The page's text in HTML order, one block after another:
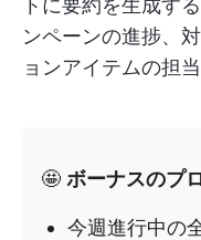
トに要約を生成す
ンペーンの進捗、
ョンアイテムの担
🤩 ボーナスのプ
今週進行中の